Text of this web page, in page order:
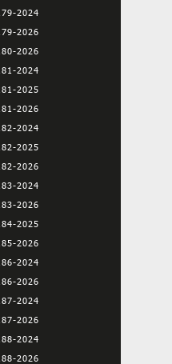
2024
2026
2026
2024
2025
2026
2024
2025
2026
2024
2026
2025
2026
2024
2026
2024
2026
2024
2026